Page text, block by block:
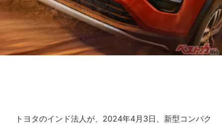
トヨタのインド法人が、2024年4月3日、新型コンパク